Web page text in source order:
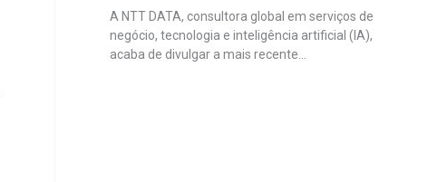
A NTT DATA, consultora global em serviços de
negócio, tecnologia e inteligência artificial (IA),
acaba de divulgar a mais recente...